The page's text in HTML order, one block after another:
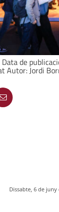
de
Autor: Jordi
Dissabte, 6 de juny